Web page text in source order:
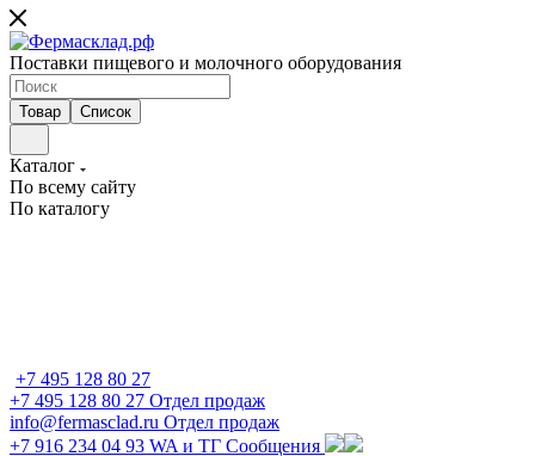
Поставки пищевого и молочного оборудования
Товар Список
Каталог
По всему сайту
По каталогу
+7 495 128 80 27
+7 495 128 80 27 Отдел продаж
info@fermasclad.ru Отдел продаж
+7 916 234 04 93 WA и ТГ Сообщения